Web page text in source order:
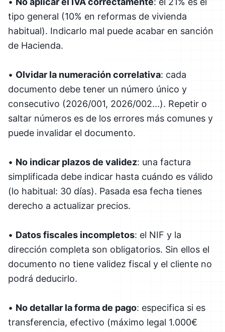
tipo general (10% en reformas de vivienda
habitual). Indicarlo mal puede acabar en sanción
de Hacienda.
• Olvidar la numeración correlativa: cada
documento debe tener un número único y
consecutivo (2026/001, 2026/002...). Repetir o
saltar números es de los errores más comunes y
puede invalidar el documento.
• No indicar plazos de validez: una factura
simplificada debe indicar hasta cuándo es válido
(lo habitual: 30 días). Pasada esa fecha tienes
derecho a actualizar precios.
• Datos fiscales incompletos: el NIF y la
dirección completa son obligatorios. Sin ellos el
documento no tiene validez fiscal y el cliente no
podrá deducirlo.
• No detallar la forma de pago: especifica si es
transferencia, efectivo (máximo legal 1.000€